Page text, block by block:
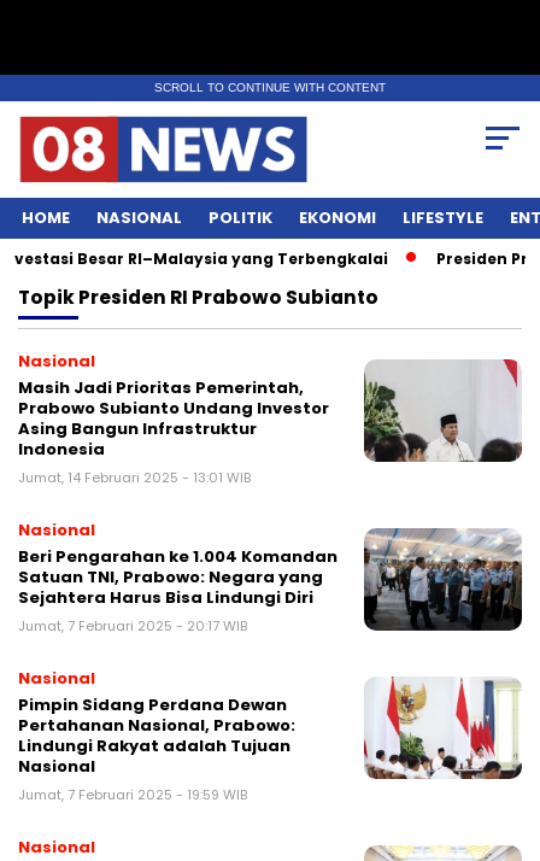
SCROLL TO CONTINUE WITH CONTENT
HOME NASIONAL POLITIK EKONOMI LIFESTYLE
Besar RI–Malaysia yang Terbengkalai Presiden
TopikPresiden RI Prabowo Subianto
Nasional
Masih Jadi Prioritas Pemerintah,
Prabowo Subianto Undang Investor
Asing Bangun Infrastruktur
Indonesia
Jumat, 14 Februari 2025 - 13:01 WIB
Nasional
Beri Pengarahan ke 1.004 Komandan
Satuan TNI, Prabowo: Negara yang
Sejahtera Harus Bisa Lindungi Diri
Jumat, 7 Februari 2025 - 20:17 WIB
Nasional
Pimpin Sidang Perdana Dewan
Pertahanan Nasional, Prabowo:
Lindungi Rakyat adalah Tujuan
Nasional
Jumat, 7 Februari 2025 - 19:59 WIB
Nasional